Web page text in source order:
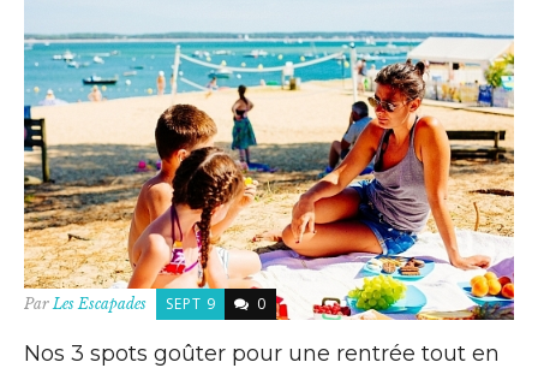
Par Les Escapades SEPT 9 0
Nos 3 spots goûter pour une rentrée tout en